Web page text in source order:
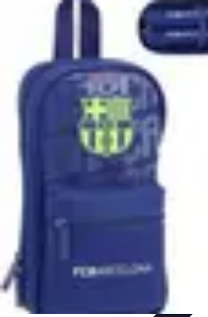
Plombier Disponible
Choisir un Plombier
plomberie
Conseils PratiquesConseils
Plombier Disponible